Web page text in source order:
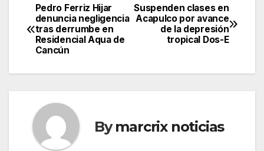
Post
navigation
Suspenden clases en
Acapulco por avance
de la depresión
tropical Dos-E
Pedro Ferriz Hijar
denuncia negligencia
tras derrumbe en
Residencial Aqua de
Cancún
Bymarcrix noticias